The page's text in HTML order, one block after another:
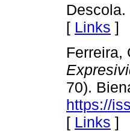
Descola.
[ Links ]
Ferreira,
70).
https://
[ Links ]